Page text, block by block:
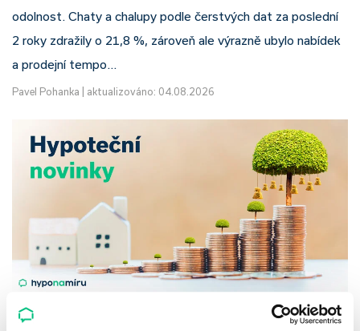
odolnost. Chaty a chalupy podle čerstvých dat za poslední
2 roky zdražily o 21,8 %, zároveň ale výrazně ubylo nabídek
a prodejní tempo…
Pavel Pohanka aktualizováno: 04.08.2026
UniCredit Bank od 27.7.2026 zdražuje